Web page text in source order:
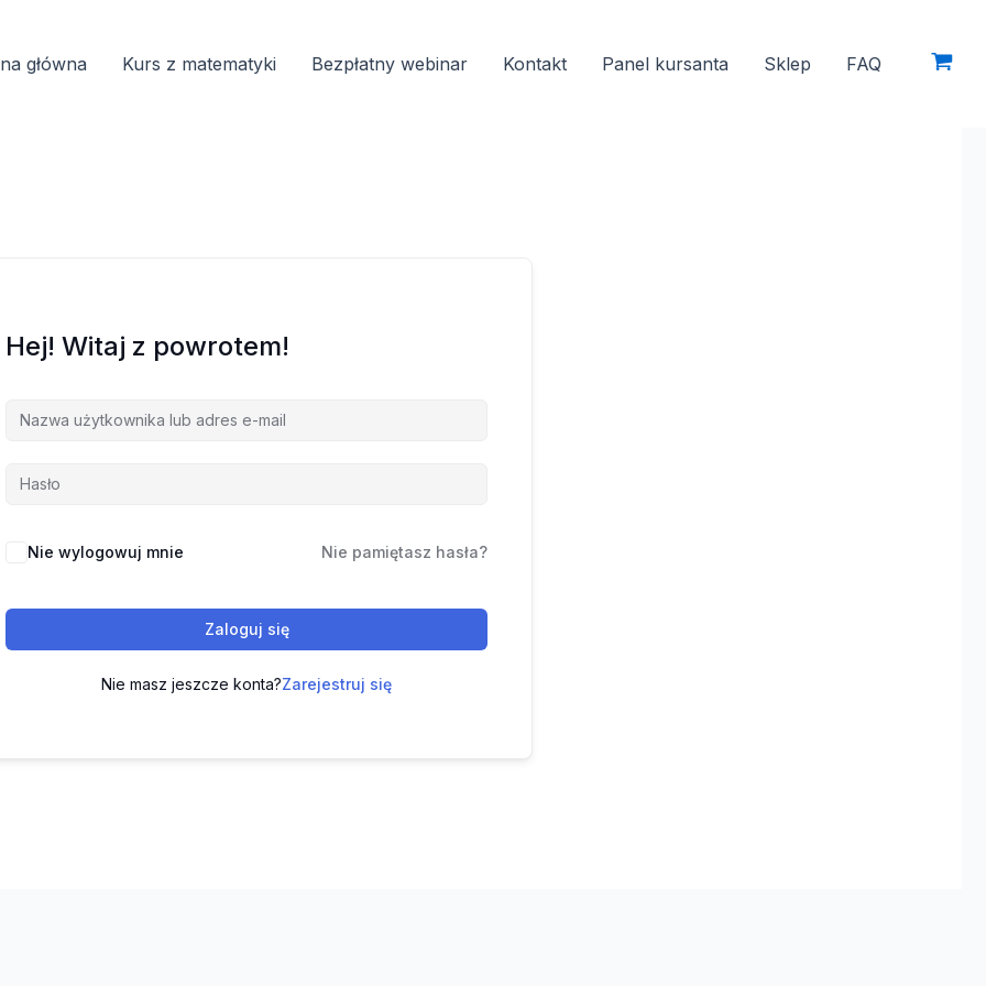
główna Kurs z matematyki Bezpłatny webinar Kontakt Panel kursanta Sklep FAQ
Hej! Witaj z powrotem!
Nie wylogowuj mnie Nie pamiętasz hasła?
Zaloguj się
Nie masz jeszcze konta?Zarejestruj się